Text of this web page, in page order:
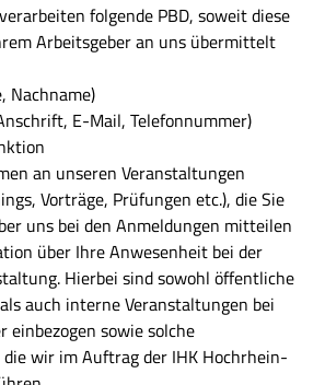
folgende PBD, soweit diese
Arbeitsgeber an uns übermittelt
Nachname)
E-Mail, Telefonnummer)
an unseren Veranstaltungen
Vorträge, Prüfungen etc.), die Sie
uns bei den Anmeldungen mitteilen
über Ihre Anwesenheit bei der
Hierbei sind sowohl öffentliche
auch interne Veranstaltungen bei
einbezogen sowie solche
wir im Auftrag der IHK Hochrhein-